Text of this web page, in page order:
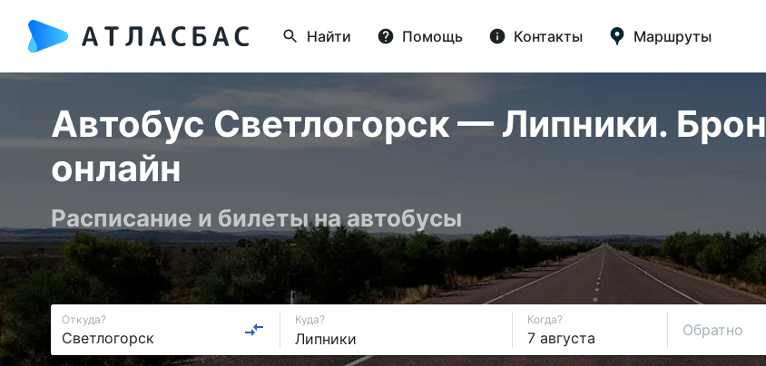
Найти Помощь Контакты Маршруты
Автобус Светлогорск — Липники.
онлайн
Расписание и билеты на автобусы
Откуда? Куда? Когда?
Обратно